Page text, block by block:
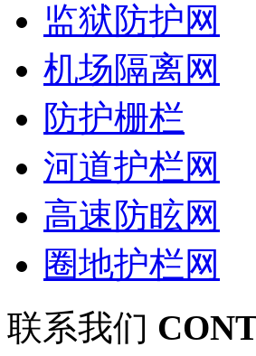
监狱防护网
机场隔离网
防护栅栏
河道护栏网
高速防眩网
圈地护栏网
联系我们